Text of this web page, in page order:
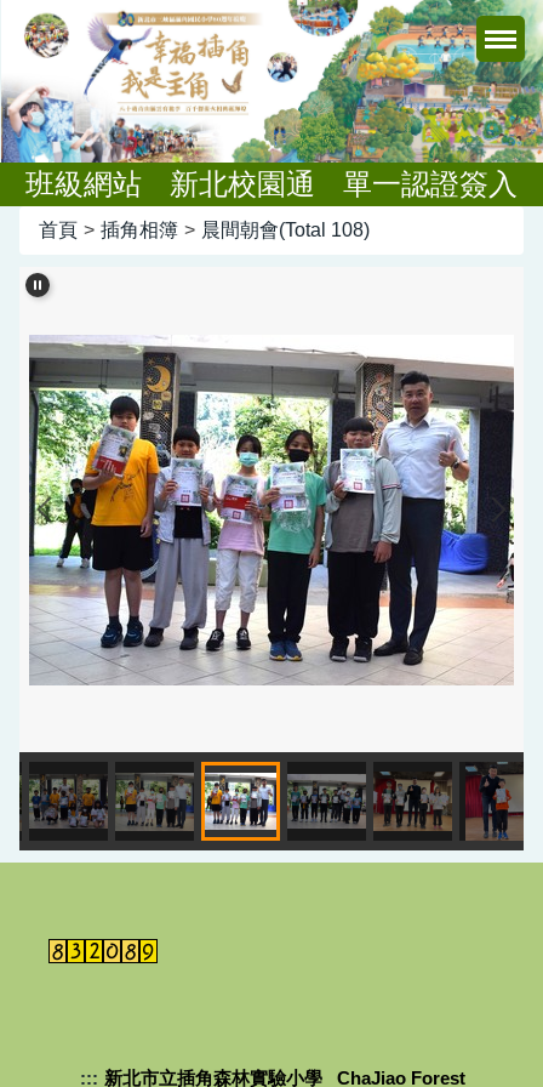
跳
到
要
內
容
區班級網站 新北校園通 單一認證簽入
首頁 > 插角相簿 > 晨間朝會(Total 108)
::: 新北市立插角森林實驗小學 ChaJiao Forest